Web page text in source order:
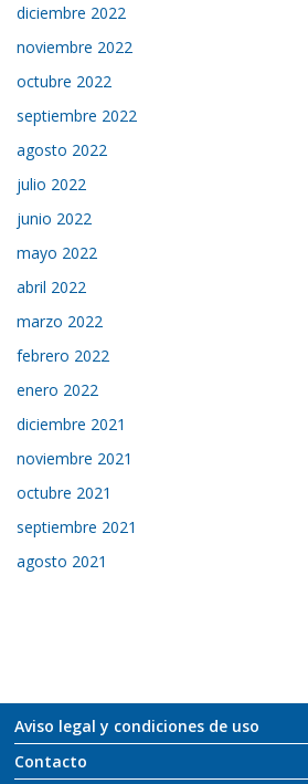
diciembre 2022
noviembre 2022
octubre 2022
septiembre 2022
agosto 2022
julio 2022
junio 2022
mayo 2022
abril 2022
marzo 2022
febrero 2022
enero 2022
diciembre 2021
noviembre 2021
octubre 2021
septiembre 2021
agosto 2021
Aviso legal y condiciones de uso
Contacto